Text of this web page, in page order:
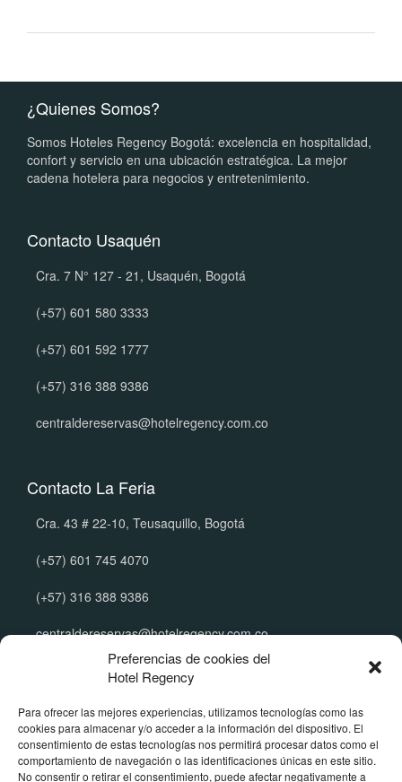
Preferencias de cookies del
Hotel Regency
Para ofrecer las mejores experiencias, utilizamos tecnologías como las
cookies para almacenar y/o acceder a la información del dispositivo. El
consentimiento de estas tecnologías nos permitirá procesar datos como el
comportamiento de navegación o las identificaciones únicas en este sitio.
No consentir o retirar el consentimiento, puede afectar negativamente a
¿Quienes Somos?
Somos Hoteles Regency Bogotá: excelencia en hospitalidad,
confort y servicio en una ubicación estratégica. La mejor
cadena hotelera para negocios y entretenimiento.
Contacto Usaquén
Cra. 7 N° 127 - 21, Usaquén, Bogotá
(+57) 601 580 3333
(+57) 601 592 1777
(+57) 316 388 9386
centraldereservas@hotelregency.com.co
Contacto La Feria
Cra. 43 # 22-10, Teusaquillo, Bogotá
(+57) 601 745 4070
(+57) 316 388 9386
centraldereservas@hotelregency.com.co
Manual de tratamiento de datos
Política de reserva y cancelación
Política de menores de edad